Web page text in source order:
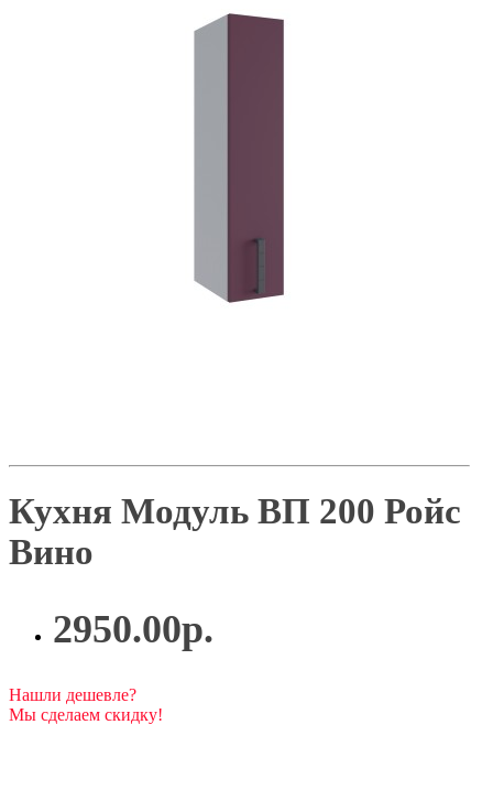
Кухня Модуль ВП 200 Ройс
Вино
2950.00р.
Нашли дешевле?
Мы сделаем скидку!